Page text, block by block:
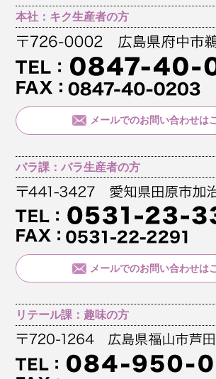
本社：キク生産者の方
メールでのお問い合わせは
バラ課：バラ生産者の方
メールでのお問い合わせは
リテール課：趣味の方